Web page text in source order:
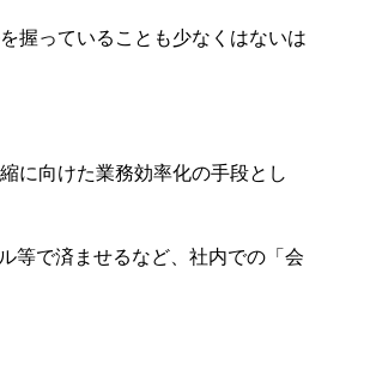
握っていることも少なくはないは
に向けた業務効率化の手段とし
等で済ませるなど、社内での「会